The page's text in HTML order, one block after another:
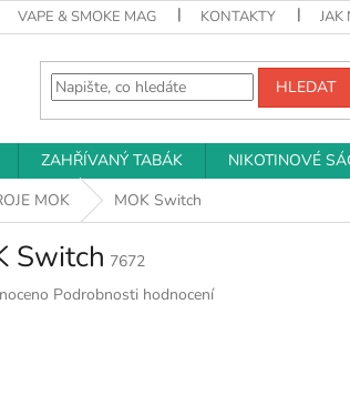
VAPE & SMOKE MAG KONTAKTY JAK
HLEDAT
ZAHŘÍVANÝ TABÁK NIKOTINOVÉ
MOK
MOK Switch
Switch 7672
Podrobnosti hodnocení